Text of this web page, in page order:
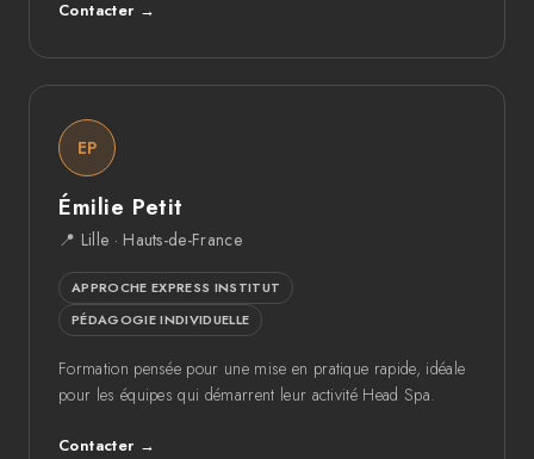
Contacter →
EP
Émilie Petit
📍 Lille · Hauts-de-France
APPROCHE EXPRESS INSTITUT
PÉDAGOGIE INDIVIDUELLE
Formation pensée pour une mise en pratique rapide, idéale
pour les équipes qui démarrent leur activité Head Spa.
Contacter →